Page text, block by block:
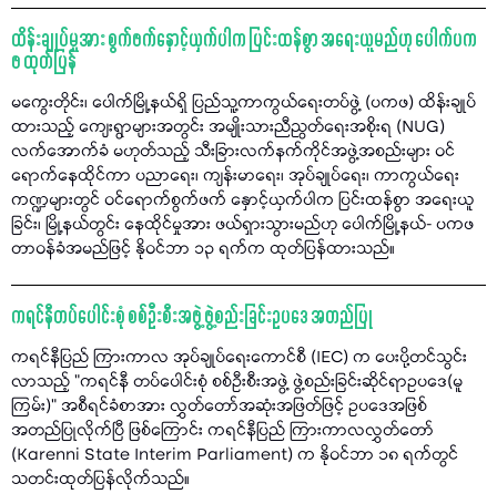
ထိန်းချုပ်မှုအား စွက်ဖက်နှောင့်ယှက်ပါက ပြင်းထန်စွာ အရေးယူမည်ဟု ပေါက်ပက
ဖ ထုတ်ပြန်
မကွေးတိုင်း၊ ပေါက်မြို့နယ်ရှိ ပြည်သူ့ကာကွယ်ရေးတပ်ဖွဲ့ (ပကဖ) ထိန်းချုပ်
ထားသည့် ကျေးရွာများအတွင်း အမျိုးသားညီညွတ်ရေးအစိုးရ (NUG)
လက်အောက်ခံ မဟုတ်သည့် သီးခြားလက်နက်ကိုင်အဖွဲ့အစည်းများ ဝင်
ရောက်နေထိုင်ကာ ပညာရေး၊ ကျန်းမာရေး၊ အုပ်ချုပ်ရေး၊ ကာကွယ်ရေး
ကဏ္ဍများတွင် ဝင်ရောက်စွက်ဖက် နှောင့်ယှက်ပါက ပြင်းထန်စွာ အရေးယူ
ခြင်း၊ မြို့နယ်တွင်း နေထိုင်မှုအား ဖယ်ရှားသွားမည်ဟု ပေါက်မြို့နယ်- ပကဖ
တာဝန်ခံအမည်ဖြင့် နိုဝင်ဘာ ၁၃ ရက်က ထုတ်ပြန်ထားသည်။
ကရင်နီတပ်ပေါင်းစုံ စစ်ဦးစီးအဖွဲ့ ဖွဲ့စည်းခြင်းဥပဒေ အတည်ပြု
ကရင်နီပြည် ကြားကာလ အုပ်ချုပ်ရေးကောင်စီ (IEC) က ပေးပို့တင်သွင်း
လာသည့် "ကရင်နီ တပ်ပေါင်းစုံ စစ်ဦးစီးအဖွဲ့ ဖွဲ့စည်းခြင်းဆိုင်ရာဥပဒေ(မူ
ကြမ်း)” အစီရင်ခံစာအား လွှတ်တော်အဆုံးအဖြတ်ဖြင့် ဥပဒေအဖြစ်
အတည်ပြုလိုက်ပြီ ဖြစ်ကြောင်း ကရင်နီပြည် ကြားကာလလွှတ်တော်
(Karenni State Interim Parliament) က နိုဝင်ဘာ ၁၈ ရက်တွင်
သတင်းထုတ်ပြန်လိုက်သည်။